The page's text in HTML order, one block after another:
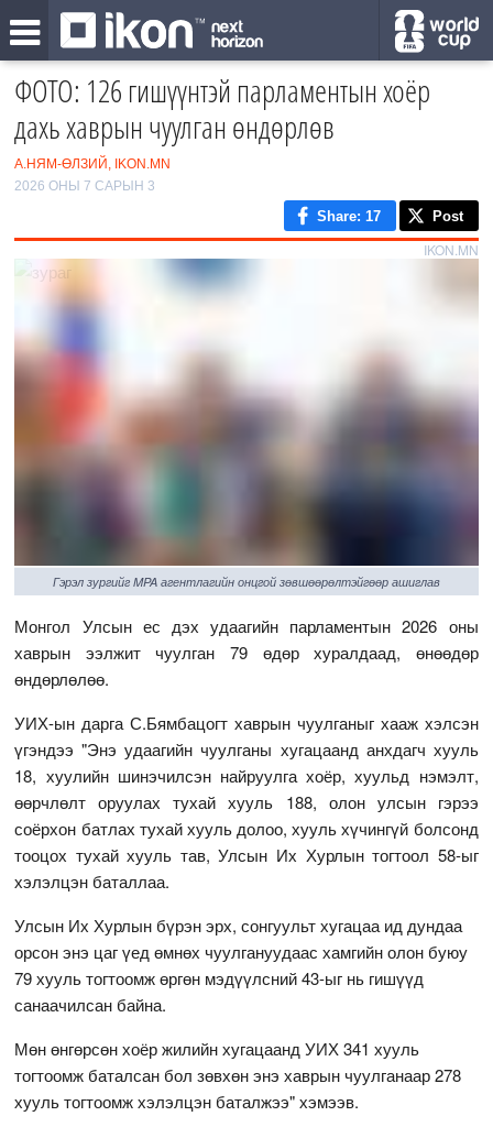
ФОТО: 126 гишүүнтэй парламентын хоёр
дахь хаврын чуулган өндөрлөв
А.НЯМ-ӨЛЗИЙ, IKON.MN
2026 ОНЫ 7 САРЫН 3
Share: 17 Post
IKON.MN
Гэрэл зургийг MPA агентлагийн онцгой зөвшөөрөлтэйгөөр ашиглав
Монгол Улсын ес дэх удаагийн парламентын 2026 оны
хаврын ээлжит чуулган 79 өдөр хуралдаад, өнөөдөр
өндөрлөлөө.
УИХ-ын дарга С.Бямбацогт хаврын чуулганыг хааж хэлсэн
үгэндээ "Энэ удаагийн чуулганы хугацаанд анхдагч хууль
18, хуулийн шинэчилсэн найруулга хоёр, хуульд нэмэлт,
өөрчлөлт оруулах тухай хууль 188, олон улсын гэрээ
соёрхон батлах тухай хууль долоо, хууль хүчингүй болсонд
тооцох тухай хууль тав, Улсын Их Хурлын тогтоол 58-ыг
хэлэлцэн баталлаа.
Улсын Их Хурлын бүрэн эрх, сонгуульт хугацаа ид дундаа
орсон энэ цаг үед өмнөх чуулгануудаас хамгийн олон буюу
79 хууль тогтоомж өргөн мэдүүлсний 43-ыг нь гишүүд
санаачилсан байна.
Мөн өнгөрсөн хоёр жилийн хугацаанд УИХ 341 хууль
тогтоомж баталсан бол зөвхөн энэ хаврын чуулганаар 278
хууль тогтоомж хэлэлцэн баталжээ" хэмээв.